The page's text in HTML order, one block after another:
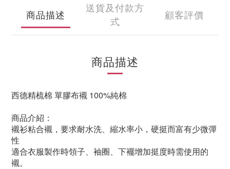
商品描述
送貨及付款方
式
顧客評價
商品描述
西德精梳棉 單膠布襯 100%純棉
商品介紹：
襯衫粘合襯，要求耐水洗、縮水率小，硬挺而富有少微彈
性
適合衣服製作時領子、袖圈、下襬增加挺度時需使用的
襯。